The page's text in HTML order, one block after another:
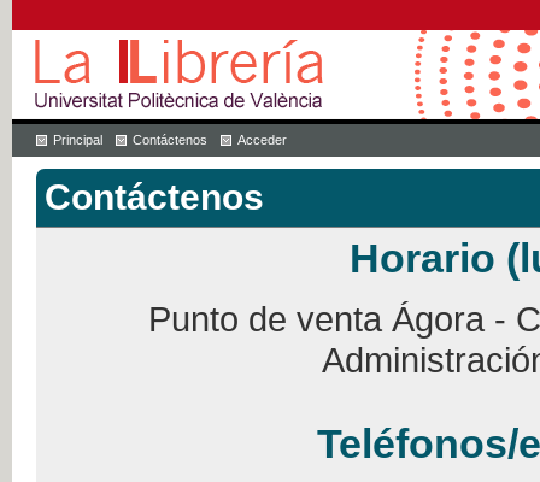
Principal Contáctenos Acceder
Contáctenos
Horario
Punto de venta Ágora -
Teléfonos/